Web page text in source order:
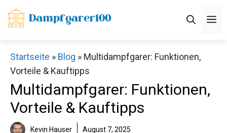
Zum
Inhalt
Startseite » Blog » Multidampfgarer: Funktionen,
Vorteile & Kauftipps
Multidampfgarer: Funktionen,
Vorteile & Kauftipps
Kevin Hauser August 7, 2025